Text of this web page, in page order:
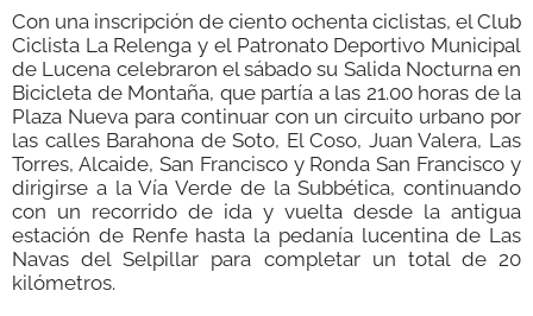
Con una inscripción de ciento ochenta ciclistas, el Club
Ciclista La Relenga y el Patronato Deportivo Municipal
de Lucena celebraron el sábado su Salida Nocturna en
Bicicleta de Montaña, que partía a las 21.00 horas de la
Plaza Nueva para continuar con un circuito urbano por
las calles Barahona de Soto, El Coso, Juan Valera, Las
Torres, Alcaide, San Francisco y Ronda San Francisco y
dirigirse a la Vía Verde de la Subbética, continuando
con un recorrido de ida y vuelta desde la antigua
estación de Renfe hasta la pedanía lucentina de Las
Navas del Selpillar para completar un total de 20
kilómetros.